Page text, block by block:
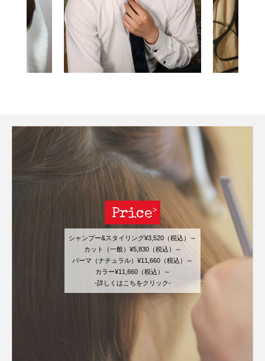
Price
シャンプー&スタイリング¥3,520（税込）～
カット（一般）¥5,830（税込）～
パーマ（ナチュラル）¥11,660（税込）～
カラー¥11,660（税込）～
-詳しくはこちをクリック-